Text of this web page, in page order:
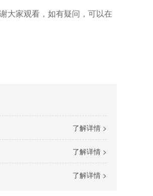
大家观看，如有疑问，可以在
了解详情 >
了解详情 >
了解详情 >